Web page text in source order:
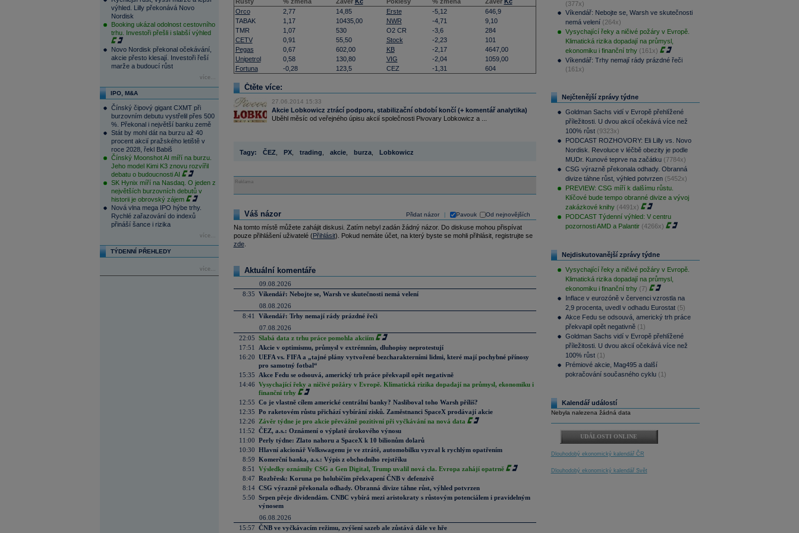
výhled. Lilly překonává Novo
Nordisk
Booking ukázal odolnost cestovního
trhu. Investoři přešli i slabší výhled
Novo Nordisk překonal očekávání,
akcie přesto klesají. Investoři řeší
marže a budoucí růst
více...
IPO, M&A
Čínský čipový gigant CXMT při
burzovním debutu vystřelil přes 500
%. Překonal i největší banku země
Stát by mohl dát na burzu až 40
procent akcií pražského letiště v
roce 2028, řekl Babiš
Čínský Moonshot AI míří na burzu.
Jeho model Kimi K3 znovu rozvířil
debatu o budoucnosti AI
SK Hynix míří na Nasdaq. O jeden z
největších burzovních debutů v
historii je obrovský zájem
Nová vlna mega IPO hýbe trhy.
Rychlé zařazování do indexů
přináší šance i rizika
více...
TÝDENNÍ PŘEHLEDY
více...
Orco
2,77 14,85 Erste -5,12
646,9
TABAK
1,17 10435,00 NWR -4,71
9,10
TMR
1,07 530 O2 CR -3,6
284
CETV
0,91 55,50 Stock -2,23
101
Pegas
0,67 602,00 KB -2,17
4647,00
Unipetrol
0,58 130,80 VIG -2,04
1059,00
Fortuna
-0,28 123,5 CEZ -1,31 604
Čtěte více:
27.06.2014 15:33
Akcie Lobkowicz ztrácí podporu, stabilizační období končí (+ komentář analytika)
Uběhl měsíc od veřejného úpisu akcií společnosti Pivovary Lobkowicz a ...
Tagy: ČEZ PX, trading akcie, burza, Lobkowicz
Reklama
Přidat názor Pavouk Od nejnovějších
Váš názor
Na tomto místě můžete zahájit diskusi. Zatím nebyl zadán žádný názor. Do diskuse mohou přispívat
pouze přihlášení uživatelé (Přihlásit). Pokud nemáte účet, na který byste se mohli přihlásit, registrujte se
zde.
Aktuální komentáře
09.08.2026
8:35 Víkendář: Nebojte se, Warsh ve skutečnosti nemá velení
08.08.2026
8:41
Víkendář: Trhy nemají rády prázdné řeči
07.08.2026
22:05 Slabá data z trhu práce pomohla akciím
17:51
Akcie v optimismu, průmysl v extrémním, dluhopisy neprotestují
16:20 UEFA vs. FIFA a „tajné plány vytvořené bezcharakterními lidmi, které mají pochybné přínosy
pro samotný fotbal“
15:35
Akce Fedu se odsouvá, americký trh práce překvapil opět negativně
14:46 Vysychající řeky a ničivé požáry v Evropě. Klimatická rizika dopadají na průmysl, ekonomiku i
finanční trhy
12:55 Co je vlastně cílem americké centrální banky? Nasliboval toho Warsh příliš?
12:35 Po raketovém růstu přichází vybírání zisků. Zaměstnanci SpaceX prodávají akcie
12:26
Závěr týdne je pro akcie převážně pozitivní při vyčkávání na nová data
11:52 ČEZ, a.s.: Oznámení o výplatě úrokového výnosu
11:00 Perly týdne: Zlato nahoru a SpaceX k 10 bilionům dolarů
10:30 Hlavní akcionář Volkswagenu je ve ztrátě, automobilku vyzval k rychlým opatřením
8:59 Komerční banka, a.s.: Výpis z obchodního rejstříku
8:51
Výsledky oznámily CSG a Gen Digital, Trump uvalil nová cla. Evropa zahájí opatrně
8:47 Rozbřesk: Koruna po holubičím překvapení ČNB v defenzivě
8:14 CSG výrazně překonala odhady. Obranná divize táhne růst, výhled potvrzen
5:50 Srpen přeje dividendám. CNBC vybírá mezi aristokraty s růstovým potenciálem i pravidelným
výnosem
06.08.2026
15:57 ČNB ve vyčkávacím režimu, zvýšení sazeb ale zůstává dále ve hře
(377x)
Víkendář: Nebojte se, Warsh ve skutečnosti
nemá velení (264x)
Vysychající řeky a ničivé požáry v Evropě.
Klimatická rizika dopadají na průmysl,
ekonomiku i finanční trhy (161x)
Víkendář: Trhy nemají rády prázdné řeči
(161x)
Nejčtenější zprávy týdne
Goldman Sachs vidí v Evropě přehlížené
příležitosti. U dvou akcií očekává více než
100% růst (9323x)
PODCAST ROZHOVORY: Eli Lilly vs. Novo
Nordisk. Revoluce v léčbě obezity je podle
MUDr. Kunové teprve na začátku (7784x)
CSG výrazně překonala odhady. Obranná
divize táhne růst, výhled potvrzen (5452x)
PREVIEW: CSG míří k dalšímu růstu.
Klíčové bude tempo obranné divize a vývoj
zakázkové knihy (4491x)
PODCAST Týdenní výhled: V centru
pozornosti AMD a Palantir (4266x)
Nejdiskutovanější zprávy týdne
Vysychající řeky a ničivé požáry v Evropě.
Klimatická rizika dopadají na průmysl,
ekonomiku i finanční trhy (7)
Inflace v eurozóně v červenci vzrostla na
2,9 procenta, uvedl v odhadu Eurostat (5)
Akce Fedu se odsouvá, americký trh práce
překvapil opět negativně (1)
Goldman Sachs vidí v Evropě přehlížené
příležitosti. U dvou akcií očekává více než
100% růst (1)
Prémiové akcie, Mag495 a další
pokračování současného cyklu (1)
Kalendář událostí
Nebyla nalezena žádná data
UDÁLOSTI ONLINE
Dlouhodobý ekonomický kalendář ČR
Dlouhodobý ekonomický kalendář Svět